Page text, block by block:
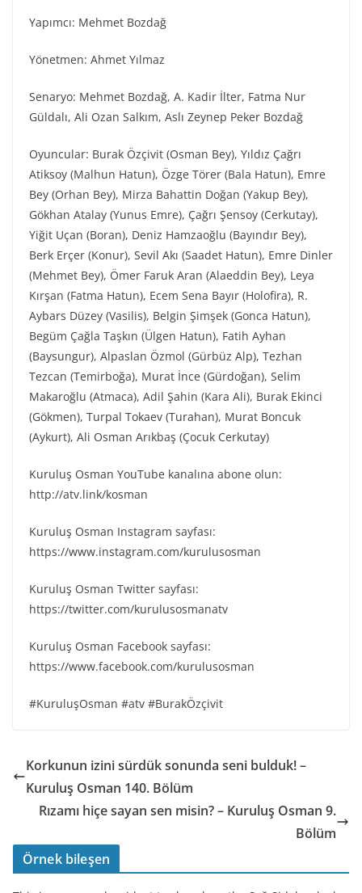
Yapımcı: Mehmet Bozdağ
Yönetmen: Ahmet Yılmaz
Senaryo: Mehmet Bozdağ, A. Kadir İlter, Fatma Nur
Güldalı, Ali Ozan Salkım, Aslı Zeynep Peker Bozdağ
Oyuncular: Burak Özçivit (Osman Bey), Yıldız Çağrı
Atiksoy (Malhun Hatun), Özge Törer (Bala Hatun), Emre
Bey (Orhan Bey), Mirza Bahattin Doğan (Yakup Bey),
Gökhan Atalay (Yunus Emre), Çağrı Şensoy (Cerkutay),
Yiğit Uçan (Boran), Deniz Hamzaoğlu (Bayındır Bey),
Berk Erçer (Konur), Sevil Akı (Saadet Hatun), Emre Dinler
(Mehmet Bey), Ömer Faruk Aran (Alaeddin Bey), Leya
Kırşan (Fatma Hatun), Ecem Sena Bayır (Holofira), R.
Aybars Düzey (Vasilis), Belgin Şimşek (Gonca Hatun),
Begüm Çağla Taşkın (Ülgen Hatun), Fatih Ayhan
(Baysungur), Alpaslan Özmol (Gürbüz Alp), Tezhan
Tezcan (Temirboğa), Murat İnce (Gürdoğan), Selim
Makaroğlu (Atmaca), Adil Şahin (Kara Ali), Burak Ekinci
(Gökmen), Turpal Tokaev (Turahan), Murat Boncuk
(Aykurt), Ali Osman Arıkbaş (Çocuk Cerkutay)
Kuruluş Osman YouTube kanalına abone olun:
http://atv.link/kosman
Kuruluş Osman Instagram sayfası:
https://www.instagram.com/kurulusosman
Kuruluş Osman Twitter sayfası:
https://twitter.com/kurulusosmanatv
Kuruluş Osman Facebook sayfası:
https://www.facebook.com/kurulusosman
#KuruluşOsman #atv #BurakÖzçivit
Korkunun izini sürdük sonunda seni bulduk! –
Kuruluş Osman 140. Bölüm
Rızamı hiçe sayan sen misin? – Kuruluş Osman 9.
Bölüm
Örnek bileşen